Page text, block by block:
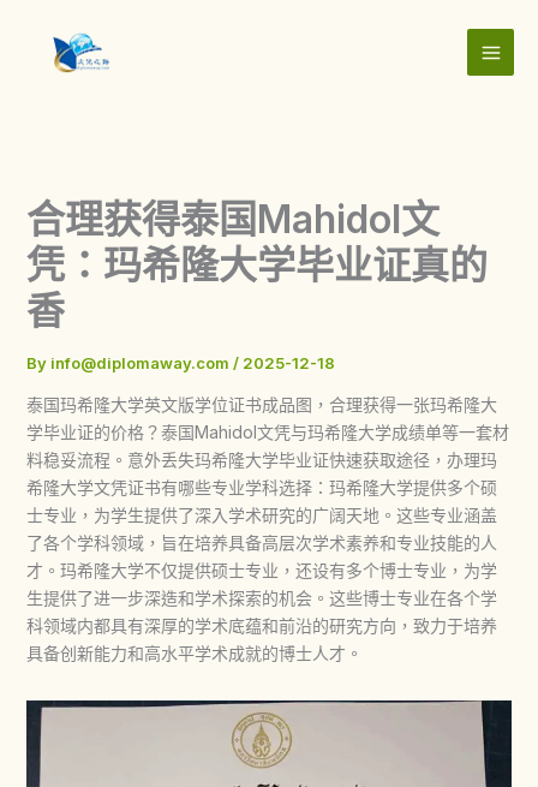
content
合理获得泰国Mahidol文
凭：玛希隆大学毕业证真的
香
By info@diplomaway.com / 2025-12-18
泰国玛希隆大学英文版学位证书成品图，合理获得一张玛希隆大
学毕业证的价格？泰国Mahidol文凭与玛希隆大学成绩单等一套材
料稳妥流程。意外丢失玛希隆大学毕业证快速获取途径，办理玛
希隆大学文凭证书有哪些专业学科选择：玛希隆大学提供多个硕
士专业，为学生提供了深入学术研究的广阔天地。这些专业涵盖
了各个学科领域，旨在培养具备高层次学术素养和专业技能的人
才。玛希隆大学不仅提供硕士专业，还设有多个博士专业，为学
生提供了进一步深造和学术探索的机会。这些博士专业在各个学
科领域内都具有深厚的学术底蕴和前沿的研究方向，致力于培养
具备创新能力和高水平学术成就的博士人才。